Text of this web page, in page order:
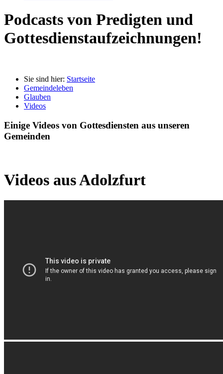
Podcasts von Predigten und
Gottesdienstaufzeichnungen!
Sie sind hier: Startseite
Gemeindeleben
Glauben
Videos
Einige Videos von Gottesdiensten aus unseren
Gemeinden
Videos aus Adolzfurt